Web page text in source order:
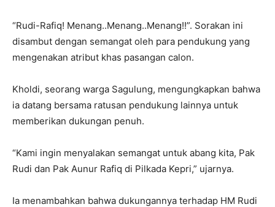
“Rudi-Rafiq! Menang..Menang..Menang!!”. Sorakan ini
disambut dengan semangat oleh para pendukung yang
mengenakan atribut khas pasangan calon.
Kholdi, seorang warga Sagulung, mengungkapkan bahwa
ia datang bersama ratusan pendukung lainnya untuk
memberikan dukungan penuh.
“Kami ingin menyalakan semangat untuk abang kita, Pak
Rudi dan Pak Aunur Rafiq di Pilkada Kepri,” ujarnya.
Ia menambahkan bahwa dukungannya terhadap HM Rudi